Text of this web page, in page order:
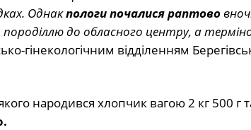
Однакпологи почалися раптово
до обласного центру, а
гінекологічним відділенням
народився хлопчик вагою 2 кг 500 г